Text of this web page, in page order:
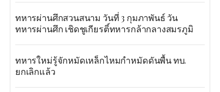
ทหารผ่านศึกสวนสนาม วันที่ 3 กุมภาพันธ์ วัน
ทหารผ่านศึก เชิดชูเกียรติ์ทหารกล้ากลางสมรภูมิ
ทหารใหม่รู้จักหมัดเหล็กไหมกำหมัดดันพื้น ทบ.
ยกเลิกแล้ว